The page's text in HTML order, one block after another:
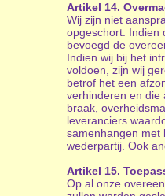
Artikel 14.
Wij zijn niet
opgeschort. Indien
bevoegd de
Indien wij bij het
voldoen, zijn wij
betrof het een
verhinderen en die
braak,
leveranciers
samenhangen met
wederpartij. Ook
Artikel 15.
Op al onze